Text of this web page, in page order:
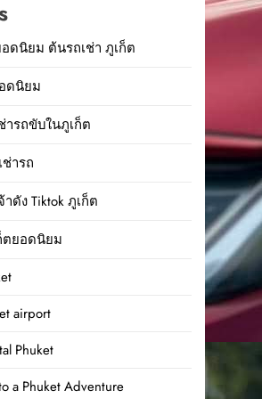
ดนิยม ต้นรถเช่า ภูเก็ต
ดนิยม
ารถขับในภูเก็ต
ารถ
ดัง Tiktok ภูเก็ต
ตยอดนิยม
airport
Phuket
a Phuket Adventure